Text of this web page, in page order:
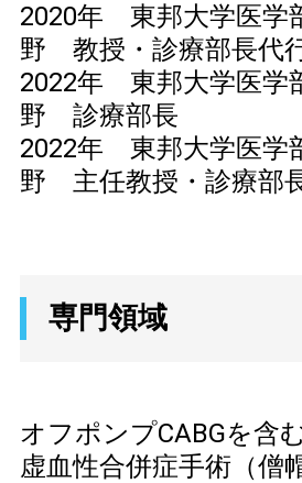
2020年 東邦大学医学
野 教授・診療部長代
2022年 東邦大学医学
野 診療部長
2022年 東邦大学医学
野 主任教授・診療部
専門領域
オフポンプCABGを含
虚血性合併症手術（僧